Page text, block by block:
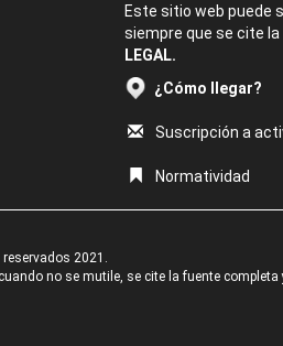
Este sitio web puede
siempre que se cite
LEGAL.
¿Cómo llegar?
Suscripción a
Normatividad
2021.
no se mutile, se cite la fuente